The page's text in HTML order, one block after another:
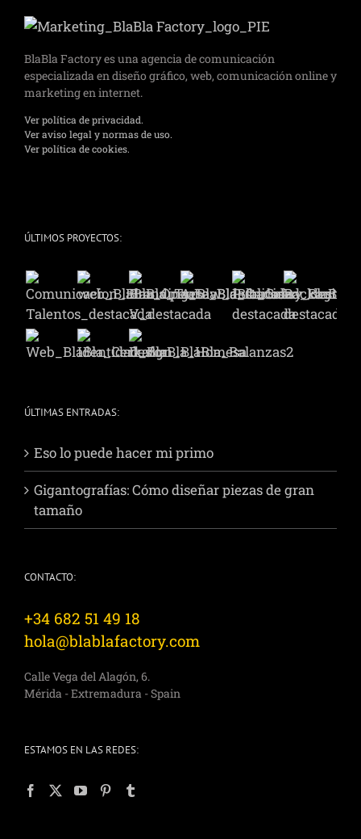
BlaBla Factory es una agencia de comunicación
especializada en diseño gráfico, web, comunicación online y
marketing en internet.
Ver política de privacidad.
Ver aviso legal y normas de uso.
Ver política de cookies.
ÚLTIMOS PROYECTOS:
ÚLTIMAS ENTRADAS:
Eso lo puede hacer mi primo
Gigantografías: Cómo diseñar piezas de gran
tamaño
CONTACTO:
+34 682 51 49 18
hola@blablafactory.com
Calle Vega del Alagón, 6.
Mérida - Extremadura - Spain
ESTAMOS EN LAS REDES: